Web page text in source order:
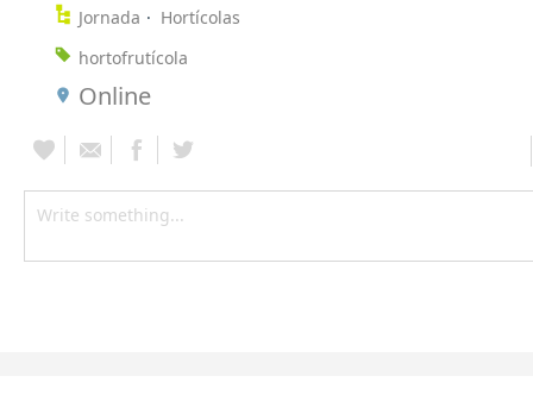
Jornada
Hortícolas
hortofrutícola
Online